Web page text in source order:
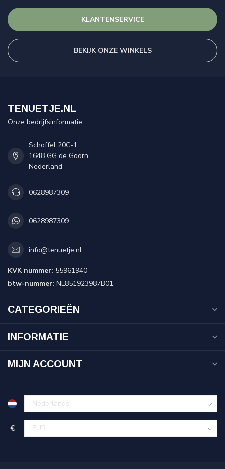
KLANTENSERVICE
BEKIJK ONZE WINKELS
TENUETJE.NL
Onze bedrijfsinformatie
Schoffel 20C-1
1648 GG de Goorn
Nederland
0628987309
0628987309
info@tenuetje.nl
KVK nummer: 55961940
btw-nummer: NL851923987B01
CATEGORIEËN
INFORMATIE
MIJN ACCOUNT
€